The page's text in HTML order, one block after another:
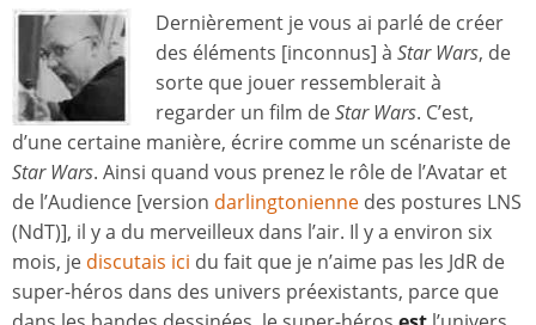
Dernièrement je vous ai parlé de créer
des éléments [inconnus] à Star Wars, de
sorte que jouer ressemblerait à
regarder un film deStar Wars. C’est,
d’une certaine manière, écrire comme un scénariste de
Star Wars. Ainsi quand vous prenez le rôle de l’Avatar et
de l’Audience [version darlingtonienne des postures LNS
(NdT)], il y a du merveilleux dans l’air. Il y a environ six
mois, je discutais ici du fait que je n’aime pas les JdR de
super-héros dans des univers préexistants, parce que